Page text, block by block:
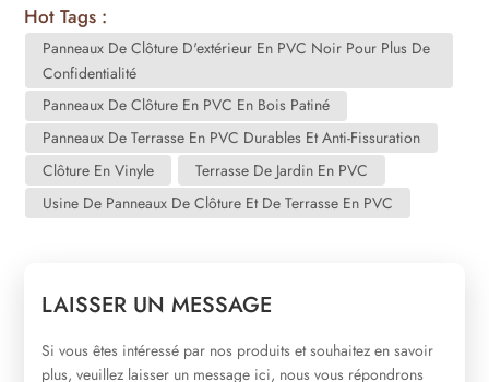
Hot Tags :
Panneaux De Clôture D'extérieur En PVC Noir Pour Plus De
Confidentialité
Panneaux De Clôture En PVC En Bois Patiné
Panneaux De Terrasse En PVC Durables Et Anti-Fissuration
Clôture En Vinyle
Terrasse De Jardin En PVC
Usine De Panneaux De Clôture Et De Terrasse En PVC
LAISSER UN MESSAGE
Si vous êtes intéressé par nos produits et souhaitez en savoir
plus, veuillez laisser un message ici, nous vous répondrons